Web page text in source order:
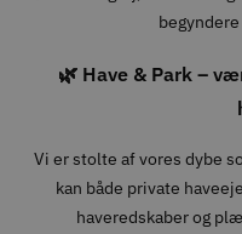
🌿 Have & Park –
Vi er stolte af vores dybe
kan både private
haveredskaber og